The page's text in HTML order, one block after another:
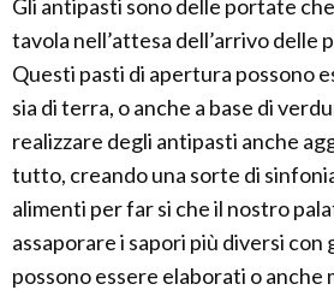
Gli antipasti sono delle portate
tavola nell’attesa dell’arrivo delle
Questi pasti di apertura possono
sia di terra, o anche a base di
realizzare degli antipasti anche
tutto, creando una sorte di
alimenti per far si che il nostro
assaporare i sapori più diversi con
possono essere elaborati o anche